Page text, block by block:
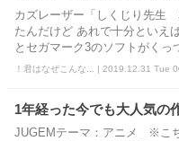
カズレーザー「しくじり先
たんだけど あれで十分といえ
とセガマーク3のソフトがくっ
！君はなぜこんな... | 2019.12.31 Tue
1年経った今でも大人気の
JUGEMテーマ：アニメ ※こ